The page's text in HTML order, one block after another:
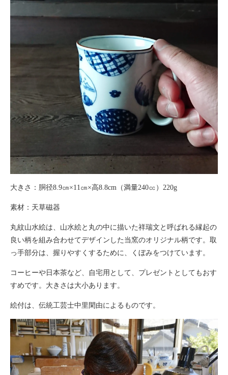
大きさ：胴径8.9㎝×11㎝×高8.8cm（満量240㏄）220g
素材：天草磁器
丸紋山水絵は、山水絵と丸の中に描いた祥瑞文と呼ばれる縁起の
良い柄を組み合わせてデザインした当窯のオリジナル柄です。取
っ手部分は、握りやすくするために、くぼみをつけています。
コーヒーや日本茶など、自宅用として、プレゼントとしてもおす
すめです。大きさは大小あります。
絵付は、伝統工芸士中里閑由によるものです。